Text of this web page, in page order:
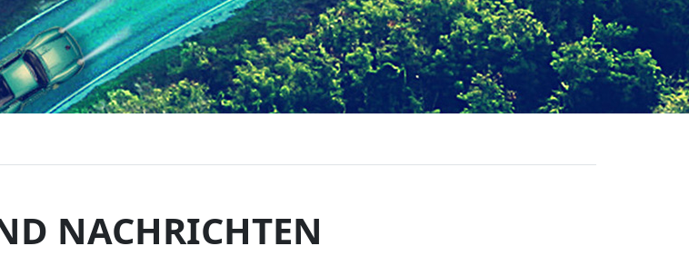
NACHRICHTEN